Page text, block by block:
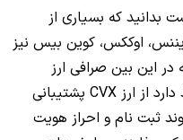
بدانید که بسیاری از
اوککس، کوین بیس نیز
در این بین صرافی ارز
دیجیتال بیت ایمن نیز به زودی قصد دارد از ارز CVX پشتیبانی
ثبت نام و احراز هویت